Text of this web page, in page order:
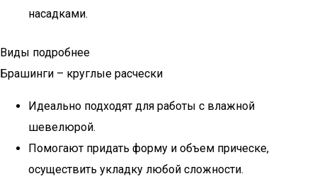
насадками.
Виды подробнее
Брашинги – круглые расчески
Идеально подходят для работы с влажной
шевелюрой.
Помогают придать форму и объем прическе,
осуществить укладку любой сложности.